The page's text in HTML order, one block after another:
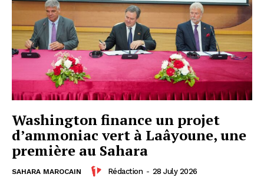
Washington finance un projet
d’ammoniac vert à Laâyoune, une
première au Sahara
SAHARA MAROCAIN Rédaction - 28 July 2026